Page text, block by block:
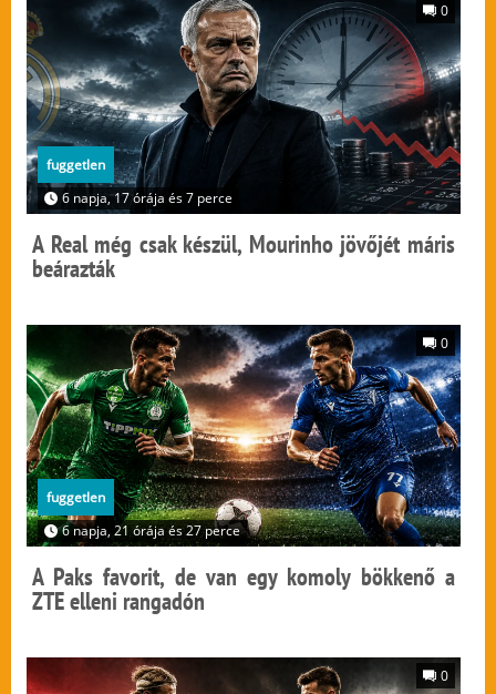
0
fuggetlen
6 napja, 17 órája és 7 perce
A Real még csak készül, Mourinho jövőjét máris
beárazták
0
fuggetlen
6 napja, 21 órája és 27 perce
A Paks favorit, de van egy komoly bökkenő a
ZTE elleni rangadón
0